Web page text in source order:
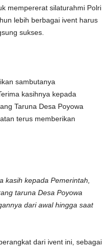
mempererat silaturahmi Polri
lebih berbagai ivent harus
sukses.
sambutanya
kasihnya kepada
Taruna Desa Poyowa
terus memberikan
kasih kepada Pemerintah,
taruna Desa Poyowa
dari awal hingga saat
dari ivent ini, sebagai